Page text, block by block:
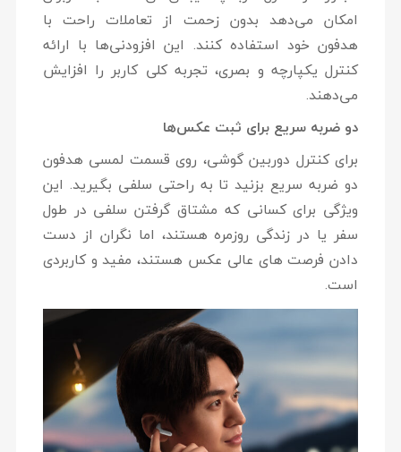
امکان می‌دهد بدون زحمت از تعاملات راحت با
هدفون خود استفاده کنند. این افزودنی‌ها با ارائه
کنترل یکپارچه و بصری، تجربه کلی کاربر را افزایش
می‌دهند.
دو ضربه سریع برای ثبت عکس‌ها
برای کنترل دوربین گوشی، روی قسمت لمسی هدفون
دو ضربه سریع بزنید تا به راحتی سلفی بگیرید. این
ویژگی برای کسانی که مشتاق گرفتن سلفی در طول
سفر یا در زندگی روزمره هستند، اما نگران از دست
دادن فرصت های عالی عکس هستند، مفید و کاربردی
است.